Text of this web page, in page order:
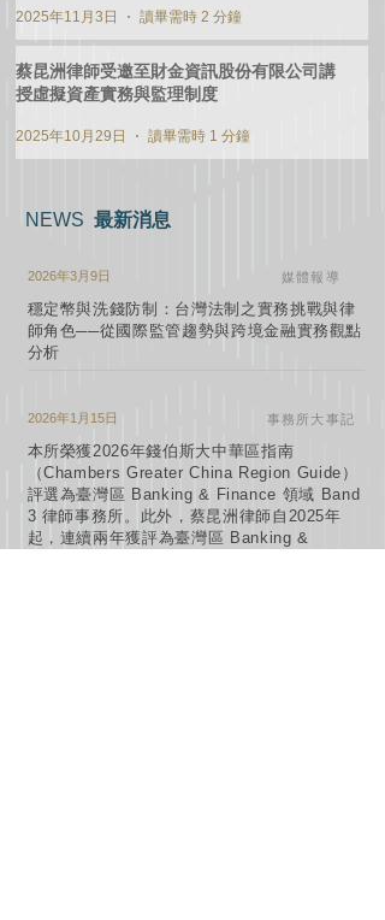
2025年11月3日 讀畢需時 2 分鐘
蔡昆洲律師受邀至財金資訊股份有限公司講
授虛擬資產實務與監理制度
2025年10月29日 讀畢需時 1 分鐘
​NEWS 最新消息
2026年3月9日 媒體報導
穩定幣與洗錢防制：台灣法制之實務挑戰與律
師角色──從國際監管趨勢與跨境金融實務觀點
分析
2026年1月15日 事務所大事記
本所榮獲2026年錢伯斯大中華區指南
（Chambers Greater China Region Guide）
評選為臺灣區 Banking & Finance 領域 Band
3 律師事務所。此外，蔡昆洲律師自2025年
起，連續兩年獲評為臺灣區 Banking &